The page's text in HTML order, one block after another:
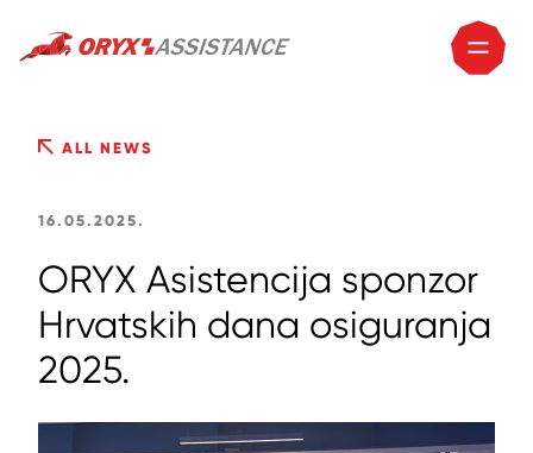
ALL NEWS
16.05.2025.
ORYX Asistencija sponzor
Hrvatskih dana osiguranja
2025.